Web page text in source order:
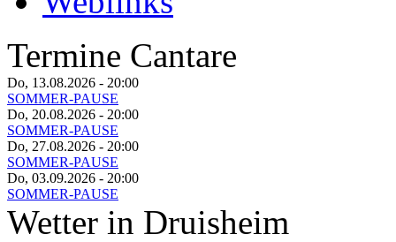
Termine Cantare
Do, 13.08.2026 - 20:00
SOMMER-PAUSE
Do, 20.08.2026 - 20:00
SOMMER-PAUSE
Do, 27.08.2026 - 20:00
SOMMER-PAUSE
Do, 03.09.2026 - 20:00
SOMMER-PAUSE
Wetter in Druisheim